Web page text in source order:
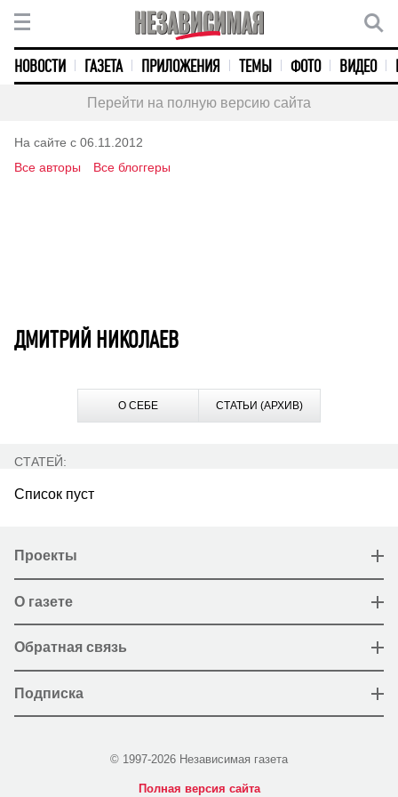
НОВОСТИ ГАЗЕТА ПРИЛОЖЕНИЯ ТЕМЫ ФОТО ВИДЕО
Перейти на полную версию сайта
На сайте с 06.11.2012
Все авторы
Все блоггеры
ДМИТРИЙ НИКОЛАЕВ
О СЕБЕ СТАТЬИ (АРХИВ)
СТАТЕЙ:
Список пуст
Проекты
О газете
Обратная связь
Подписка
© 1997-2026 Независимая газета
Полная версия сайта